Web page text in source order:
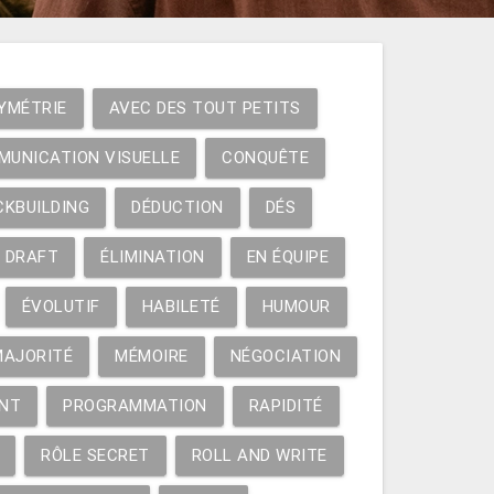
AVEC DES TOUT PETITS
VISUELLE CONQUÊTE
DÉDUCTION DÉS
DRAFT ÉLIMINATION EN ÉQUIPE
ÉVOLUTIF HABILETÉ HUMOUR
MÉMOIRE NÉGOCIATION
PROGRAMMATION RAPIDITÉ
RÔLE SECRET ROLL AND WRITE